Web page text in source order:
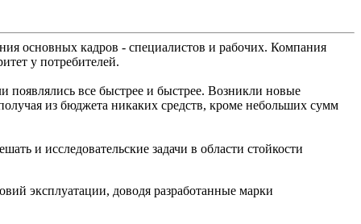
основных кадров - специалистов и рабочих. Компания
у потребителей.
появлялись все быстрее и быстрее. Возникли новые
из бюджета никаких средств, кроме небольших сумм
и исследовательские задачи в области стойкости
эксплуатации, доводя разработанные марки